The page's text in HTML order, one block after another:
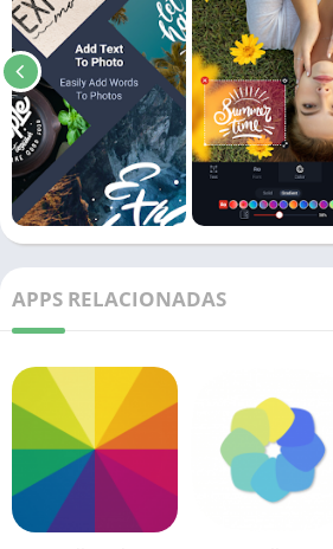
APPS RELACIONADAS